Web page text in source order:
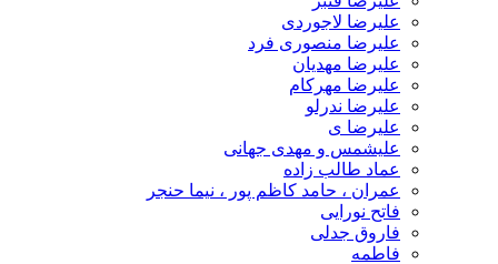
علیرضا لاجوردی
علیرضا منصوری فرد
علیرضا مهدیان
علیرضا مهرکام
علیرضا ندرلو
علیرضا ی
علیشمس و مهدی جهانی
عماد طالب زاده
عمران ، حامد کاظم پور ، نیما حنجر
فاتح نورایی
فاروق جدلی
فاطمه